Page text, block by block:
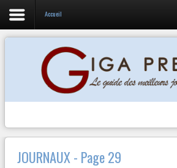
Accueil
JOURNAUX - Page 29